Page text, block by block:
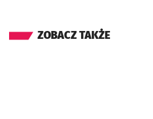
ZOBACZ TAKŻE